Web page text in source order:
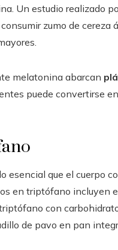
Un estudio realizado
zumo de
melatonina abarcan
puede convertirse
esencial que el cuerpo
en triptófano incluyen
con
de pavo en pan